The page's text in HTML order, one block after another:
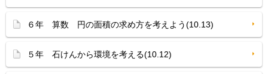
６年 算数 円の面積の求め方を考えよう(10.13)
５年 石けんから環境を考える(10.12)